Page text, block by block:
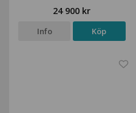
24 900 kr
Info Köp